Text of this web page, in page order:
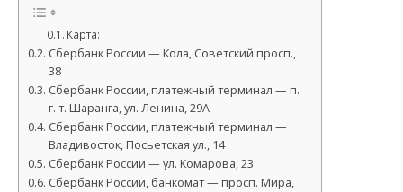
Карта:
Сбербанк России — Кола, Советский просп.,
38
Сбербанк России, платежный терминал — п.
г. т. Шаранга, ул. Ленина, 29А
Сбербанк России, платежный терминал —
Владивосток, Посьетская ул., 14
Сбербанк России — ул. Комарова, 23
Сбербанк России, банкомат — просп. Мира,